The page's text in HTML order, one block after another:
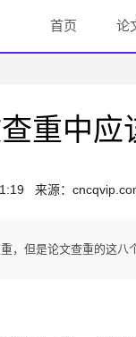
首页 论
重中应
来源：
，但是论文查重的这八